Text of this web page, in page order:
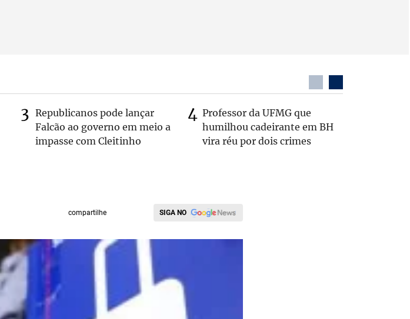
Republicanos pode lançar
Falcão ao governo em meio a
impasse com Cleitinho
Professor da UFMG que
humilhou cadeirante em BH
vira réu por dois crimes
compartilhe SIGA NO